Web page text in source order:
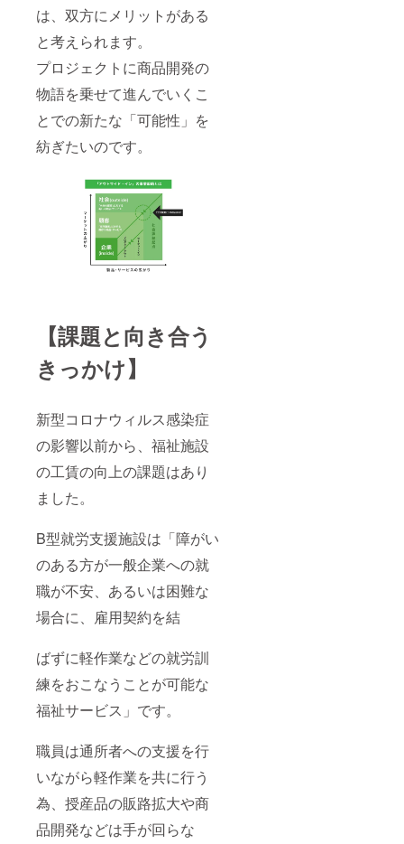
は、双方にメリットがある
と考えられます。
プロジェクトに商品開発の
物語を乗せて進んでいくこ
とでの新たな「可能性」を
紡ぎたいのです。
【課題と向き合う
きっかけ】
新型コロナウィルス感染症
の影響以前から、福祉施設
の工賃の向上の課題はあり
ました。
B型就労支援施設は「障がい
のある方が一般企業への就
職が不安、あるいは困難な
場合に、雇用契約を結
ばずに軽作業などの就労訓
練をおこなうことが可能な
福祉サービス」です。
職員は通所者への支援を行
いながら軽作業を共に行う
為、授産品の販路拡大や商
品開発などは手が回らな